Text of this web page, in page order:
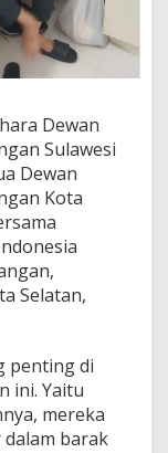
Dewan
Sulawesi
Dewan
Kota
Selatan,
penting di
ini. Yaitu
mereka
barak